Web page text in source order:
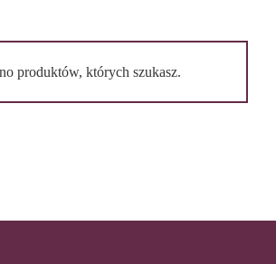
produktów, których szukasz.